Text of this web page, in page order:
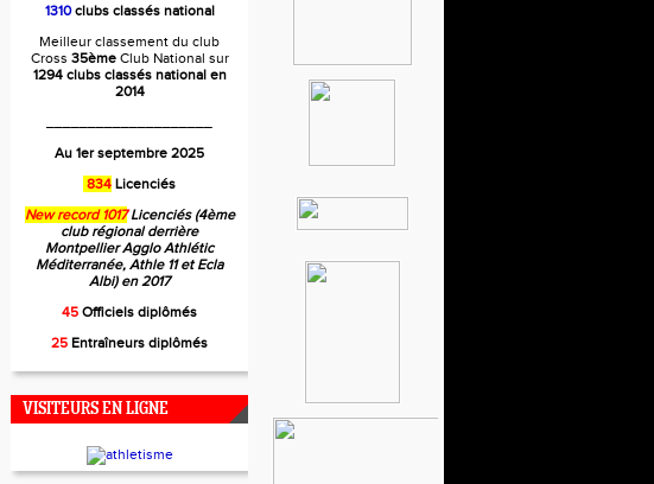
1310clubs classés national
Meilleur classement du club
Cross 35èmeClub National sur
1294 clubs classés national en
2014
Au 1er septembre 2025
834 Licenciés
New record 1017 Licenciés (4ème
club régional derrière
Montpellier Agglo Athlétic
Méditerranée, Athle 11 et Ecla
Albi) en 2017
45 Officiels diplômés
25 Entraîneurs diplômés
VISITEURS EN LIGNE